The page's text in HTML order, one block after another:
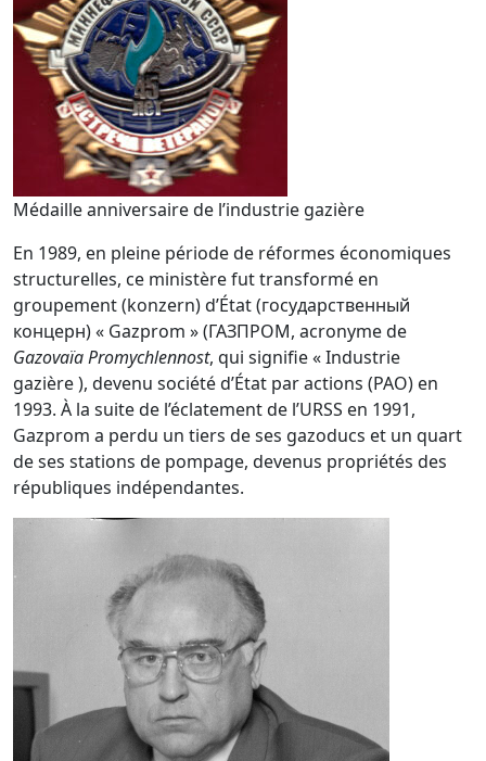
Médaille anniversaire de l’industrie gazière
En 1989, en pleine période de réformes économiques
structurelles, ce ministère fut transformé en
groupement (konzern) d’État (государственный
концерн) « Gazprom » (ГАЗПРОМ, acronyme de
Gazovaïa Promychlennost, qui signifie « Industrie
gazière ), devenu société d’État par actions (РАО) en
1993. À la suite de l’éclatement de l’URSS en 1991,
Gazprom a perdu un tiers de ses gazoducs et un quart
de ses stations de pompage, devenus propriétés des
républiques indépendantes.